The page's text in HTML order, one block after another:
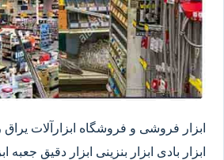
ابزار فروشی و فروشگاه ابزارآلات یراق
ابزار بادی ابزار بنزینی ابزار دقیق​ جعبه